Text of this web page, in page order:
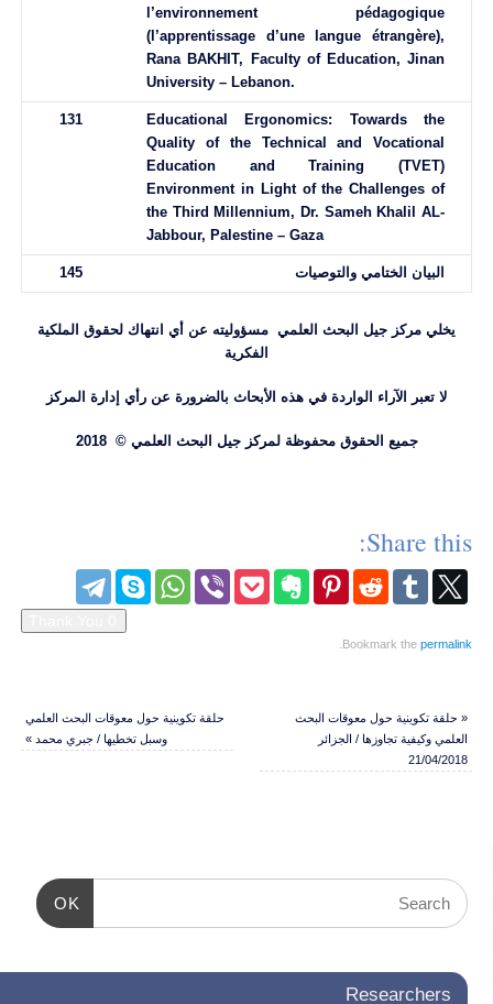
l’environnement pédagogique
(l’apprentissage d’une langue étrangère),
Rana BAKHIT, Faculty of Education, Jinan
University – Lebanon.
Educational Ergonomics: Towards the
Quality of the Technical and Vocational
Education and Training (TVET)
Environment in Light of the Challenges of
the Third Millennium, Dr. Sameh Khalil AL-
Jabbour, Palestine – Gaza
131
البيان الختامي والتوصيات 145
يخلي مركز جيل البحث العلمي مسؤوليته عن أي انتهاك لحقوق الملكية
الفكرية
لا تعبر الآراء الواردة في هذه الأبحاث بالضرورة عن رأي إدارة المركز
جميع الحقوق محفوظة لمركز جيل البحث العلمي © 2018
Share this:
Bookmark thepermalink
«حلقة تكوينية حول معوقات البحث
العلمي وكيفية تجاوزها / الجزائر
21/04/2018
حلقة تكوينية حول معوقات البحث العلمي
وسبل تخطيها / جبري محمد»
OK
Researchers